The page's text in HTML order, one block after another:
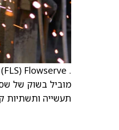
מוביל בשוק של
תעשייה ותשתיות קריטיות, תמורת 490 מיליון דולר